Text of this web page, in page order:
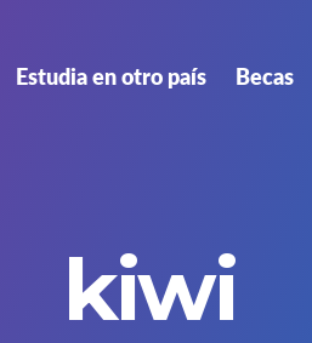
Estudia en otro país Becas
kiwi